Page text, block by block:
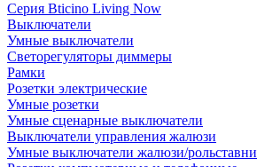
Серия Bticino Living Now
Выключатели
Умные выключатели
Светорегуляторы диммеры
Рамки
Розетки электрические
Умные розетки
Умные сценарные выключатели
Выключатели управления жалюзи
Умные выключатели жалюзи/рольставни